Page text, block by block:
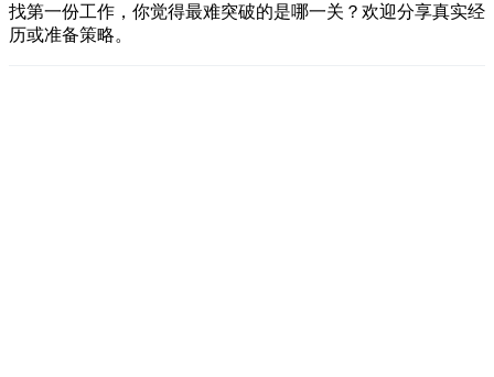
找第一份工作，你觉得最难突破的是哪一关？欢迎分享真实经
历或准备策略。